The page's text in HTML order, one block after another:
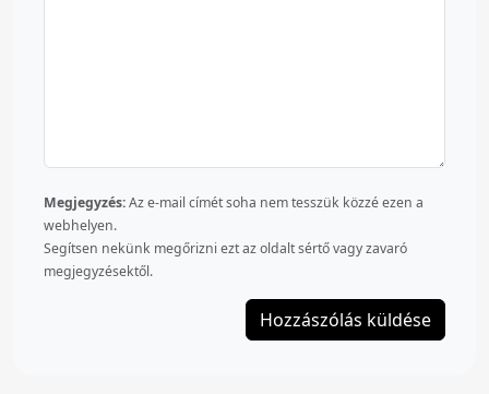
Megjegyzés:Az e-mail címét soha nem tesszük közzé ezen a
webhelyen.
Segítsen nekünk megőrizni ezt az oldalt sértő vagy zavaró
megjegyzésektől.